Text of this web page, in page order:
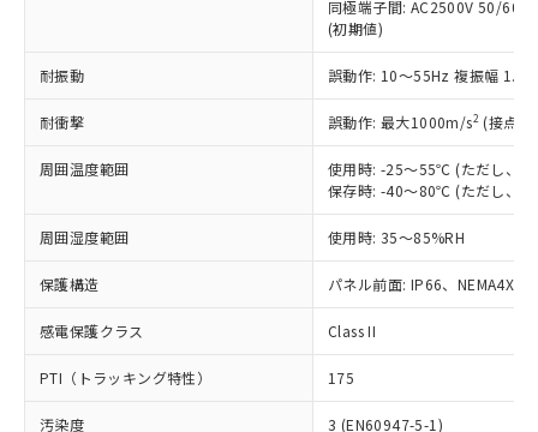
同極端子間: AC2500V 50/
(初期値)
耐振動 誤動作: 10～55Hz 複振幅
耐衝撃 誤動作: 最大1000m/s2 (接点
周囲温度範囲
使用時: -25～55℃ (ただし、氷
保存時: -40～80℃ (ただし、氷
周囲湿度範囲 使用時: 35～85%RH
保護構造 パネル前面: IP66、NEMA4X,
感電保護クラス Class II
PTI（トラッキング特性） 175
汚染度 3 (EN60947-5-1)
在庫状況および標準価格照会結果は、
記載している更新日時点での社内デー
タに基づき作成されるものであり、閲
覧された時点での実際の在庫および標
準価格とは異なる場合があることをご
正式な納期状況および標準価格はお客
様のお取引先、またはお客様担当のオ
ムロン制御機器販売店・当社販売員に
オムロン制御機器販売店や当社販売拠
販売ネットワーク
」をご確認
在庫状況および標準価格結果を当社の
事前の承諾なく第三者に漏洩または開
示しないようお願いします。
マイパーツ機能（部品リスト作成サー
鉛(Pb) 1000ppm以下、 水銀(Hg) 1000ppm以下、 カド
類(PBB) 1000ppm以下、ポリ臭化ジフェニルエーテル類
(PBDE) 1000ppm以下、フタル酸ビス(2-エチルヘキシ
ル) (DEHP)(別名：DOP) 1000ppm以下、フタル酸ブチ
ルベンジル（BBP） 1000ppm以下、フタル酸ジブチル
（DBP） 1000ppm以下、フタル酸ジイソブチル
但し、RoHS指令で産業用監視および制御機器に対する
適用除外項目は除く。
図的な使用がないことを確認しています。
部品在庫の切り替え状況などにより、予定
*中国RoHS10物質の基準値 (GB/T26572)：
Cr(Ⅵ)(六価クロム) : 1000ppm、 PBBs(ポリ臭化ビフェ
ニル類) : 1000ppm、 PBDEs(ポリ臭化ジフェニルエーテ
ル類) : 1000ppm、
DBP(フタル酸ジブチル) : 1000ppm、 DIBP(フタル酸ジ
イソブチル) : 1000ppm、 BBP(フタル酸ブチルベンジ
DEHP(フタル酸ビス(2-エチルヘキシル)) : 1000ppm
「ｅ」：有害物質（10物質）のすべてが基
準値以下であることを示します。
「10」：通常の使用状況下において有害物
為替および外国貿易法に定める商品
（以下｢規制貨物等」という）を輸出
または国外への提供する場合は、日本
国政府の輸出許可(または役務取引許
当社は規制貨物を破棄する場合は、完
全に破砕するなど、違法に輸出されな
いよう必要な手段を講じます。
当社は貴社製品を、核兵器、ミサイ
ル、化学兵器、生物兵器またはその他
武器並びにこれらの製造装置等に一切
当社は、貴社製品を第三者に販売する
場合は、上記1、2および3の内容を当
該第三者に通知します。また当社は、
一定数以上の在庫あり
一定数には満たないが在庫あり
在庫なし(最新の在庫状況につ
いては、お客様のお取引先、ま
たはお客様担当のオムロン制御
機器販売店・当社販売員にご確
受注生産機種、また在庫状況の